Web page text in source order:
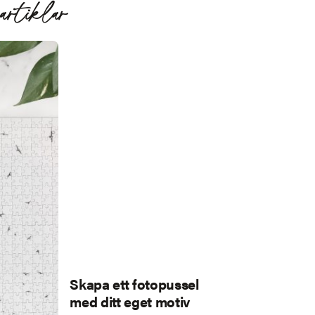
Skapa ett fotopussel
med ditt eget motiv